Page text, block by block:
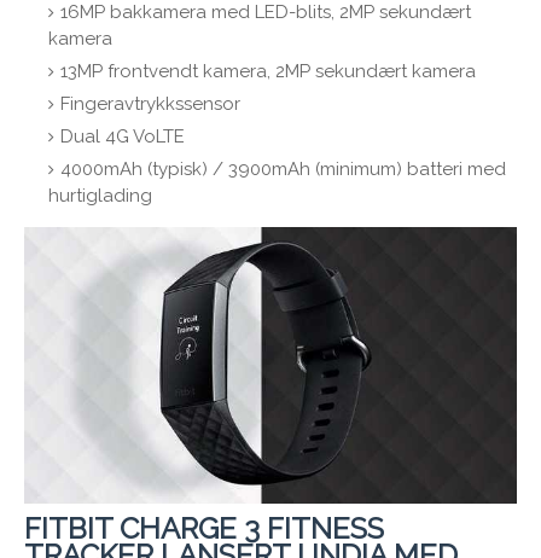
16MP bakkamera med LED-blits, 2MP sekundært
kamera
13MP frontvendt kamera, 2MP sekundært kamera
Fingeravtrykkssensor
Dual 4G VoLTE
4000mAh (typisk) / 3900mAh (minimum) batteri med
hurtiglading
FITBIT CHARGE 3 FITNESS